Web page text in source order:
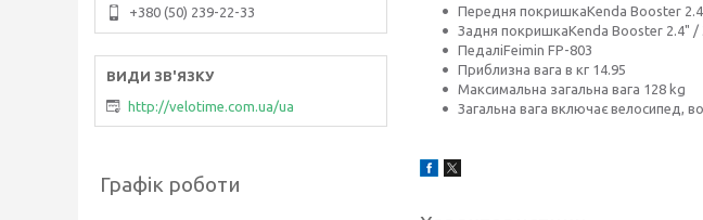
Передня покришкаKenda Booster
Задня покришкаKenda Booster 2.4" /
ПедалiFeimin FP-803
Приблизна вага в кг 14.95
Максимальна загальна вага 128 kg
Загальна вага включає велосипед,
+380 (50) 239-22-33
http://velotime.com.ua/ua
Графік роботи